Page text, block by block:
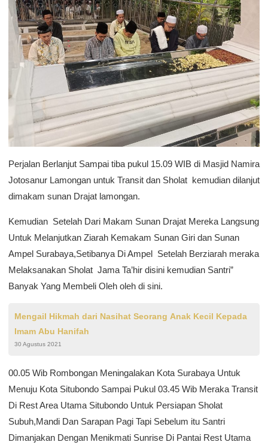
Perjalan Berlanjut Sampai tiba pukul 15.09 WIB di Masjid Namira
Jotosanur Lamongan untuk Transit dan Sholat kemudian dilanjut
dimakam sunan Drajat lamongan.
Kemudian Setelah Dari Makam Sunan Drajat Mereka Langsung
Untuk Melanjutkan Ziarah Kemakam Sunan Giri dan Sunan
Ampel Surabaya,Setibanya Di Ampel Setelah Berziarah meraka
Melaksanakan Sholat Jama Ta’hir disini kemudian Santri”
Banyak Yang Membeli Oleh oleh di sini.
Mengail Hikmah dari Nasihat Seorang Anak Kecil Kepada
Imam Abu Hanifah
30 Agustus 2021
00.05 Wib Rombongan Meningalakan Kota Surabaya Untuk
Menuju Kota Situbondo Sampai Pukul 03.45 Wib Meraka Transit
Di Rest Area Utama Situbondo Untuk Persiapan Sholat
Subuh,Mandi Dan Sarapan Pagi Tapi Sebelum itu Santri
Dimanjakan Dengan Menikmati Sunrise Di Pantai Rest Utama